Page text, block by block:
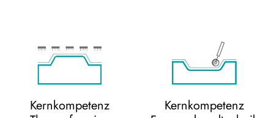
Kernkompetenz
Kernkompetenz